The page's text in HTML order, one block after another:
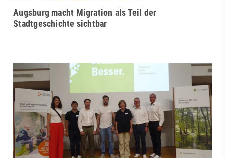
Augsburg macht Migration als Teil der
Stadtgeschichte sichtbar